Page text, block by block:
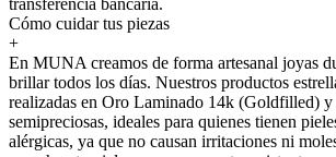
Cómo cuidar tus piezas
+
En MUNA creamos de forma artesanal joyas
brillar todos los días. Nuestros productos
realizadas en Oro Laminado 14k (Goldfilled) y
semipreciosas, ideales para quienes tienen
alérgicas, ya que no causan irritaciones ni